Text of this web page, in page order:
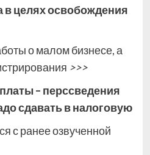
в целях освобождения
о малом бизнесе, а
>>>
– перссведения
сдавать в налоговую
с ранее озвученной